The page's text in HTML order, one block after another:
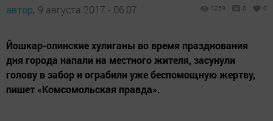
автор, 9 августа 2017 - 06:07 1259 0 0
Йошкар-олинские хулиганы во время празднования
дня города напали на местного жителя, засунули
голову в забор и ограбили уже беспомощную жертву,
пишет «Комсомольская правда».